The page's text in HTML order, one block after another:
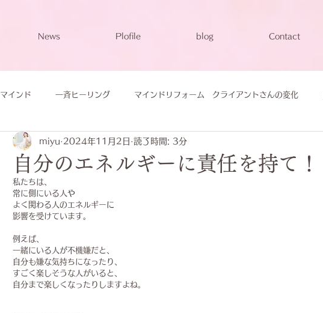
News Plofile blog Contact
マインド 一斉ヒーリング マインドリフォーム クライアントさんの変化
自分のエネルギーに責任を持て！
miyu 2024年11月2日 読了時間: 3分
私たちは、
常に側にいる人 や
よく関わる人のエネルギーに
影響を受けています。
例えば、
一緒にいる人が不機嫌だと、
自分も嫌な気持ちになったり、
すごく楽しそうな人がいると、
自分まで楽しくなったりしますよね。